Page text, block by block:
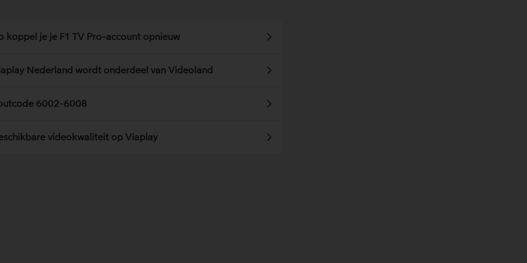
koppel je je F1 TV Pro-account opnieuw
Nederland wordt onderdeel van Videoland
6002-6008
videokwaliteit op Viaplay